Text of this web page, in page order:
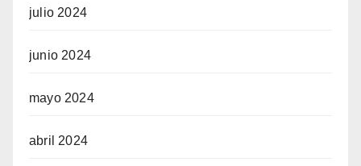
julio 2024
junio 2024
mayo 2024
abril 2024